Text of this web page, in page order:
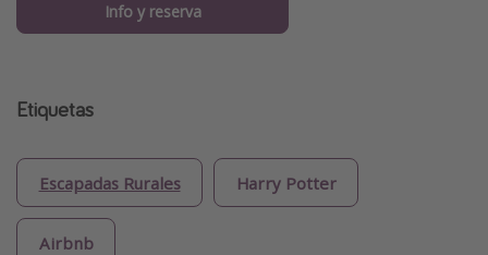
Info y reserva
Etiquetas
Escapadas Rurales Harry Potter
Airbnb